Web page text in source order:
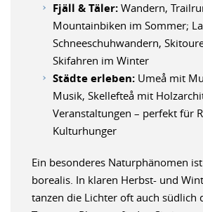
Fjäll & Täler: Wandern,
Mountainbiken im Sommer;
Schneeschuhwandern,
Skifahren im Winter
Städte erleben: Umeå mit
Musik, Skellefteå mit
Veranstaltungen – perfekt für
Kulturhunger
Ein besonderes Naturphänomen
borealis. In klaren Herbst- und
tanzen die Lichter oft auch südlich